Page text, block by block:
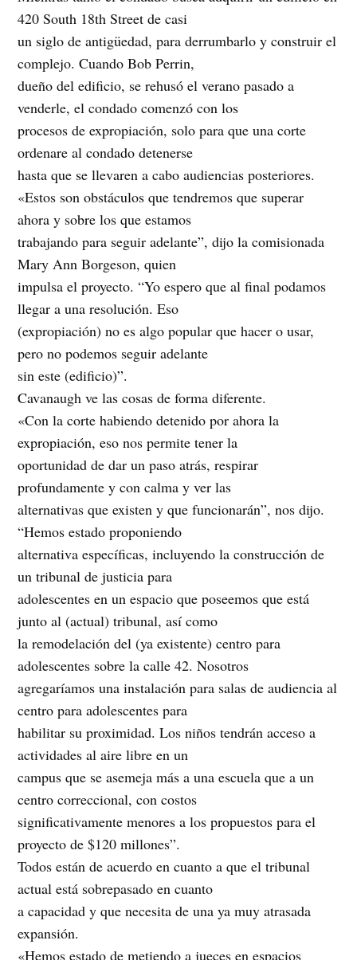
420 South 18th Street de casi
un siglo de antigüedad, para derrumbarlo y construir el
complejo. Cuando Bob Perrin,
dueño del edificio, se rehusó el verano pasado a
venderle, el condado comenzó con los
procesos de expropiación, solo para que una corte
ordenare al condado detenerse
hasta que se llevaren a cabo audiencias posteriores.
«Estos son obstáculos que tendremos que superar
ahora y sobre los que estamos
trabajando para seguir adelante”, dijo la comisionada
Mary Ann Borgeson, quien
impulsa el proyecto. “Yo espero que al final podamos
llegar a una resolución. Eso
(expropiación) no es algo popular que hacer o usar,
pero no podemos seguir adelante
sin este (edificio)”.
Cavanaugh ve las cosas de forma diferente.
«Con la corte habiendo detenido por ahora la
expropiación, eso nos permite tener la
oportunidad de dar un paso atrás, respirar
profundamente y con calma y ver las
alternativas que existen y que funcionarán”, nos dijo.
“Hemos estado proponiendo
alternativa específicas, incluyendo la construcción de
un tribunal de justicia para
adolescentes en un espacio que poseemos que está
junto al (actual) tribunal, así como
la remodelación del (ya existente) centro para
adolescentes sobre la calle 42. Nosotros
agregaríamos una instalación para salas de audiencia al
centro para adolescentes para
habilitar su proximidad. Los niños tendrán acceso a
actividades al aire libre en un
campus que se asemeja más a una escuela que a un
centro correccional, con costos
significativamente menores a los propuestos para el
proyecto de $120 millones”.
Todos están de acuerdo en cuanto a que el tribunal
actual está sobrepasado en cuanto
a capacidad y que necesita de una ya muy atrasada
expansión.
«Hemos estado de metiendo a jueces en espacios